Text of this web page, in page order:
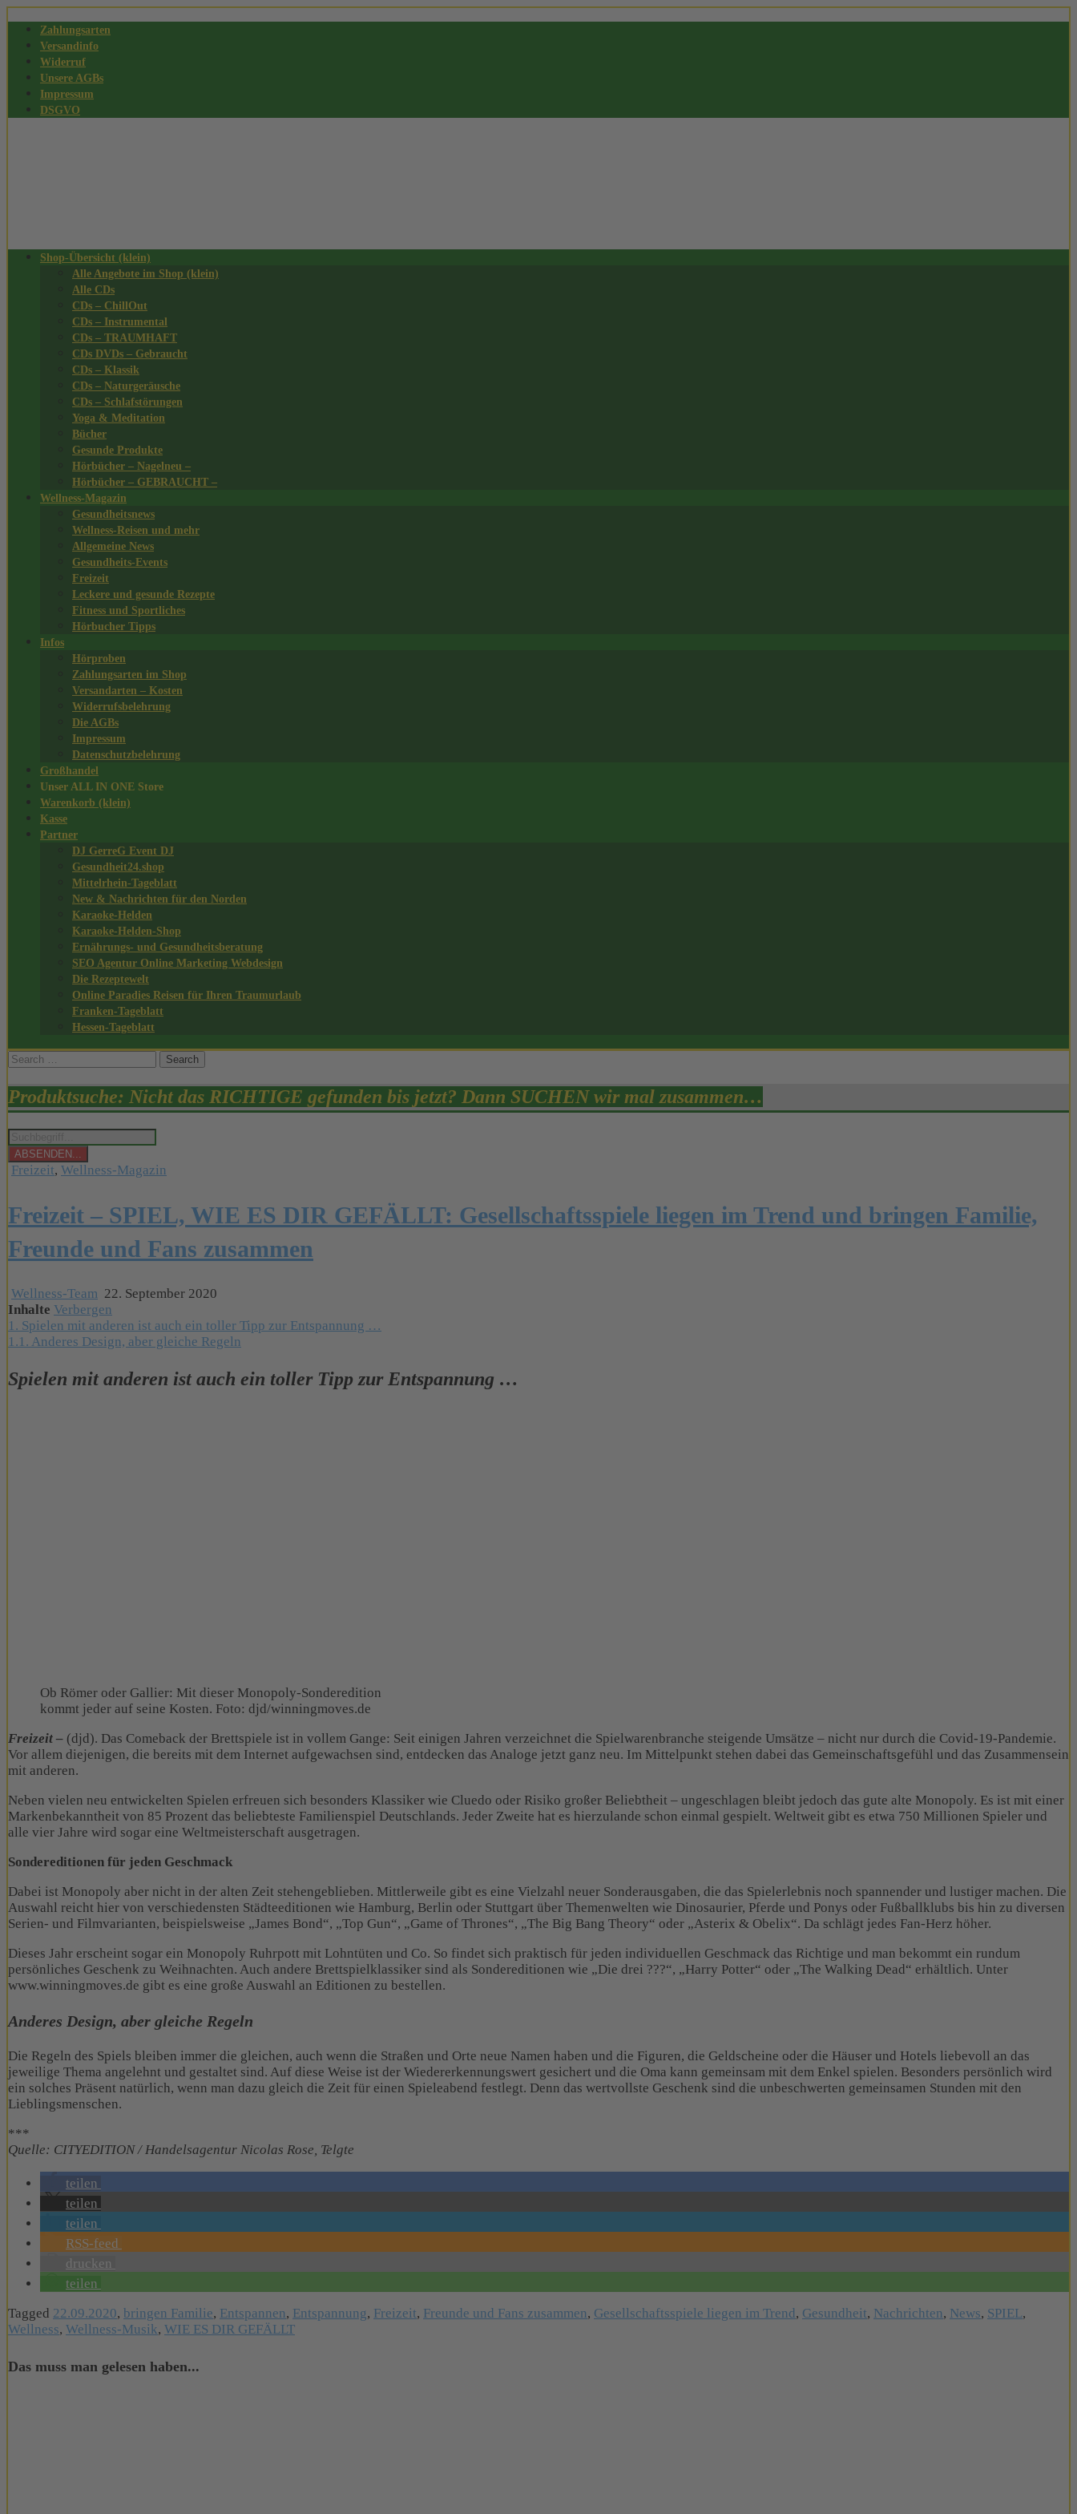
Zahlungsarten
Versandinfo
Widerruf
Unsere AGBs
Impressum
DSGVO
Shop-Übersicht (klein)
Alle Angebote im Shop (klein)
Alle CDs
CDs – ChillOut
CDs – Instrumental
CDs – TRAUMHAFT
CDs DVDs – Gebraucht
CDs – Klassik
CDs – Naturgeräusche
CDs – Schlafstörungen
Yoga & Meditation
Bücher
Gesunde Produkte
Hörbücher – Nagelneu –
Hörbücher – GEBRAUCHT –
Wellness-Magazin
Gesundheitsnews
Wellness-Reisen und mehr
Allgemeine News
Gesundheits-Events
Freizeit
Leckere und gesunde Rezepte
Fitness und Sportliches
Hörbucher Tipps
Infos
Hörproben
Zahlungsarten im Shop
Versandarten – Kosten
Widerrufsbelehrung
Die AGBs
Impressum
Datenschutzbelehrung
Großhandel
Unser ALL IN ONE Store
Warenkorb (klein)
Kasse
Partner
DJ GerreG Event DJ
Gesundheit24.shop
Mittelrhein-Tageblatt
New & Nachrichten für den Norden
Karaoke-Helden
Karaoke-Helden-Shop
Ernährungs- und Gesundheitsberatung
SEO Agentur Online Marketing Webdesign
Die Rezeptewelt
Online Paradies Reisen für Ihren Traumurlaub
Franken-Tageblatt
Hessen-Tageblatt
Search
Produktsuche: Nicht das RICHTIGE gefunden bis jetzt? Dann SUCHEN wir mal zusammen…
Products
search
ABSENDEN...
Posted
Freizeit, Wellness-Magazin
Freizeit – SPIEL, WIE ES DIR GEFÄLLT: Gesellschaftsspiele liegen im Trend und bringen Familie,
Freunde und Fans zusammen
Wellness-Team 22. September 2020
Inhalte Verbergen
1. Spielen mit anderen ist auch ein toller Tipp zur Entspannung …
1.1. Anderes Design, aber gleiche Regeln
Spielen mit anderen ist auch ein toller Tipp zur Entspannung …
Ob Römer oder Gallier: Mit dieser Monopoly-Sonderedition
kommt jeder auf seine Kosten. Foto: djd/winningmoves.de
Freizeit – (djd). Das Comeback der Brettspiele ist in vollem Gange: Seit einigen Jahren verzeichnet die Spielwarenbranche steigende Umsätze – nicht nur durch die Covid-19-Pandemie.
Vor allem diejenigen, die bereits mit dem Internet aufgewachsen sind, entdecken das Analoge jetzt ganz neu. Im Mittelpunkt stehen dabei das Gemeinschaftsgefühl und das Zusammensein
mit anderen.
Neben vielen neu entwickelten Spielen erfreuen sich besonders Klassiker wie Cluedo oder Risiko großer Beliebtheit – ungeschlagen bleibt jedoch das gute alte Monopoly. Es ist mit einer
Markenbekanntheit von 85 Prozent das beliebteste Familienspiel Deutschlands. Jeder Zweite hat es hierzulande schon einmal gespielt. Weltweit gibt es etwa 750 Millionen Spieler und
alle vier Jahre wird sogar eine Weltmeisterschaft ausgetragen.
Sondereditionen für jeden Geschmack
Dabei ist Monopoly aber nicht in der alten Zeit stehengeblieben. Mittlerweile gibt es eine Vielzahl neuer Sonderausgaben, die das Spielerlebnis noch spannender und lustiger machen. Die
Auswahl reicht hier von verschiedensten Städteeditionen wie Hamburg, Berlin oder Stuttgart über Themenwelten wie Dinosaurier, Pferde und Ponys oder Fußballklubs bis hin zu diversen
Serien- und Filmvarianten, beispielsweise „James Bond“, „Top Gun“, „Game of Thrones“, „The Big Bang Theory“ oder „Asterix & Obelix“. Da schlägt jedes Fan-Herz höher.
Dieses Jahr erscheint sogar ein Monopoly Ruhrpott mit Lohntüten und Co. So findet sich praktisch für jeden individuellen Geschmack das Richtige und man bekommt ein rundum
persönliches Geschenk zu Weihnachten. Auch andere Brettspielklassiker sind als Sondereditionen wie „Die drei ???“, „Harry Potter“ oder „The Walking Dead“ erhältlich. Unter
www.winningmoves.de gibt es eine große Auswahl an Editionen zu bestellen.
Anderes Design, aber gleiche Regeln
Die Regeln des Spiels bleiben immer die gleichen, auch wenn die Straßen und Orte neue Namen haben und die Figuren, die Geldscheine oder die Häuser und Hotels liebevoll an das
jeweilige Thema angelehnt und gestaltet sind. Auf diese Weise ist der Wiedererkennungswert gesichert und die Oma kann gemeinsam mit dem Enkel spielen. Besonders persönlich wird
ein solches Präsent natürlich, wenn man dazu gleich die Zeit für einen Spieleabend festlegt. Denn das wertvollste Geschenk sind die unbeschwerten gemeinsamen Stunden mit den
Lieblingsmenschen.
***
Quelle: CITYEDITION / Handelsagentur Nicolas Rose, Telgte
teilen
teilen
teilen
RSS-feed
drucken
teilen
Tagged 22.09.2020, bringen Familie, Entspannen, Entspannung, Freizeit, Freunde und Fans zusammen, Gesellschaftsspiele liegen im Trend , Gesundheit, Nachrichten, News, SPIEL,
Wellness, Wellness-Musik, WIE ES DIR GEFÄLLT
Das muss man gelesen haben...